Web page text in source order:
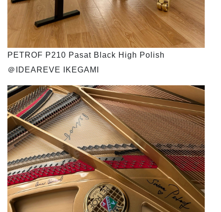
PETROF P210 Pasat Black High Polish
＠IDEAREVE IKEGAMI